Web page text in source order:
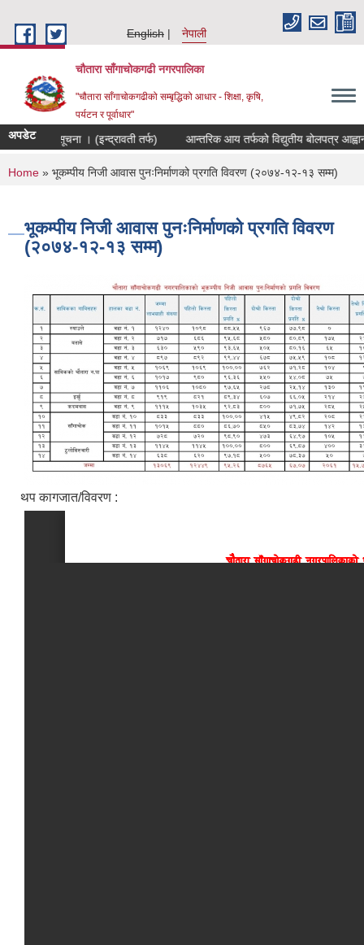
English
नेपाली
चौतारा साँगाचोकगढी नगरपालिका
"चौतारा साँगाचोकगढीको सम्बृद्धिको आधार - शिक्षा, कृषि,
पर्यटन र पूर्वाधार"
अपडेट
सम्बन्धी सूचना । (इन्द्रावती तर्फ) आन्तरिक आय तर्फको विद्युतीय बोलपत्र आह्वान
You are here
Home » भूकम्पीय निजी आवास पुनःनिर्माणको प्रगति विवरण (२०७४-१२-१३ सम्म)
भूकम्पीय निजी आवास पुनःनिर्माणको प्रगति विवरण
(२०७४-१२-१३ सम्म)
थप कागजात/विवरण :